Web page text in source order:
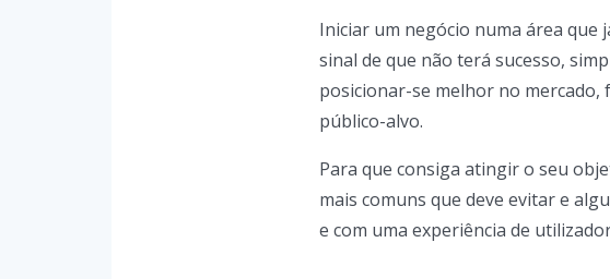
Iniciar um negócio numa área que
sinal de que não terá sucesso,
posicionar-se melhor no mercado,
público-alvo.
Para que consiga atingir o seu
mais comuns que deve evitar e
e com uma experiência de